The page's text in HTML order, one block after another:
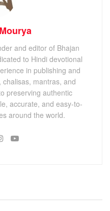
and editor of Bhajan
to Hindi devotional
in publishing and
mantras, and
preserving authentic
accurate, and easy-to-
around the world.